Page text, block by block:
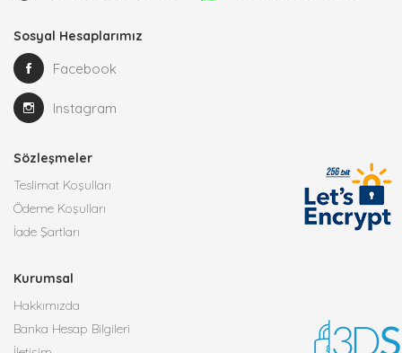
Sosyal Hesaplarımız
Facebook
Instagram
Sözleşmeler
Teslimat Koşulları
Ödeme Koşulları
İade Şartları
Kurumsal
Hakkımızda
Banka Hesap Bilgileri